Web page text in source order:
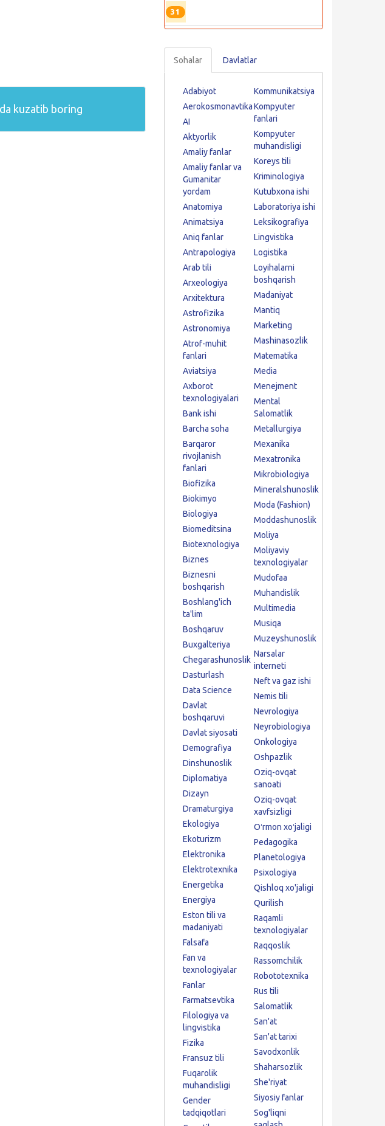
kuzatib boring
31
Sohalar Davlatlar
Adabiyot
Aerokosmonavtika
AI
Aktyorlik
Amaliy fanlar
Amaliy fanlar va
Gumanitar
yordam
Anatomiya
Animatsiya
Aniq fanlar
Antrapologiya
Arab tili
Arxeologiya
Arxitektura
Astrofizika
Astronomiya
Atrof-muhit
fanlari
Aviatsiya
Axborot
texnologiyalari
Bank ishi
Barcha soha
Barqaror
rivojlanish
fanlari
Biofizika
Biokimyo
Biologiya
Biomeditsina
Biotexnologiya
Biznes
Biznesni
boshqarish
Boshlang'ich
ta'lim
Boshqaruv
Buxgalteriya
Chegarashunoslik
Dasturlash
Data Science
Davlat
boshqaruvi
Davlat siyosati
Demografiya
Dinshunoslik
Diplomatiya
Dizayn
Dramaturgiya
Ekologiya
Ekoturizm
Elektronika
Elektrotexnika
Energetika
Energiya
Eston tili va
madaniyati
Falsafa
Fan va
texnologiyalar
Fanlar
Farmatsevtika
Filologiya va
lingvistika
Fizika
Fransuz tili
Fuqarolik
muhandisligi
Gender
tadqiqotlari
Kommunikatsiya
Kompyuter
fanlari
Kompyuter
muhandisligi
Koreys tili
Kriminologiya
Kutubxona ishi
Laboratoriya ishi
Leksikografiya
Lingvistika
Logistika
Loyihalarni
boshqarish
Madaniyat
Mantiq
Marketing
Mashinasozlik
Matematika
Media
Menejment
Mental
Salomatlik
Metallurgiya
Mexanika
Mexatronika
Mikrobiologiya
Mineralshunoslik
Moda (Fashion)
Moddashunoslik
Moliya
Moliyaviy
texnologiyalar
Mudofaa
Muhandislik
Multimedia
Musiqa
Muzeyshunoslik
Narsalar
interneti
Neft va gaz ishi
Nemis tili
Nevrologiya
Neyrobiologiya
Onkologiya
Oshpazlik
Oziq-ovqat
sanoati
Oziq-ovqat
xavfsizligi
Oʻrmon xoʻjaligi
Pedagogika
Planetologiya
Psixologiya
Qishloq xo'jaligi
Qurilish
Raqamli
texnologiyalar
Raqqoslik
Rassomchilik
Robototexnika
Rus tili
Salomatlik
San'at
San'at tarixi
Savodxonlik
Shaharsozlik
She'riyat
Siyosiy fanlar
Sog'liqni